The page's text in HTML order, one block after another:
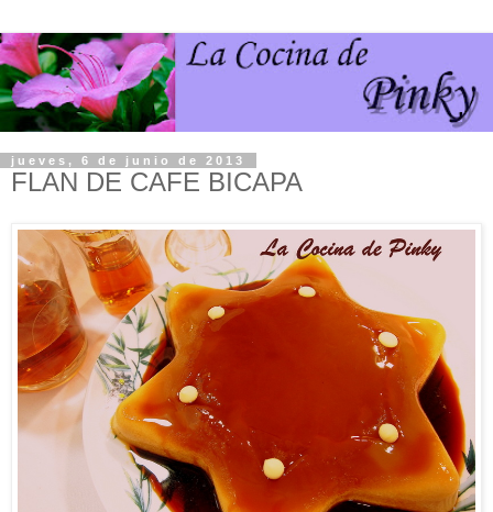
jueves, 6 de junio de 2013
FLAN DE CAFE BICAPA